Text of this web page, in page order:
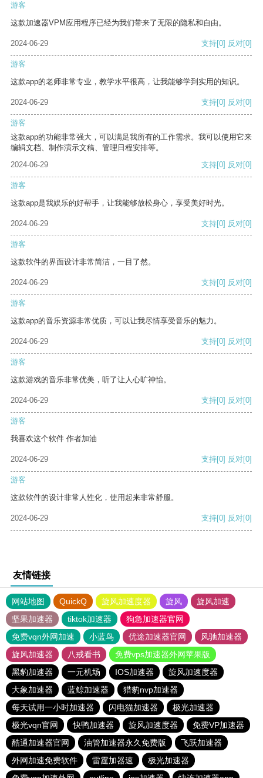
游客
这款加速器VPM应用程序已经为我们带来了无限的隐私和自由。
2024-06-29 支持[0] 反对[0]
游客
这款app的老师非常专业，教学水平很高，让我能够学到实用的知识。
2024-06-29 支持[0] 反对[0]
游客
这款app的功能非常强大，可以满足我所有的工作需求。我可以使用它来
编辑文档、制作演示文稿、管理日程安排等。
2024-06-29
支持[0] 反对[0]
游客
这款app是我娱乐的好帮手，让我能够放松身心，享受美好时光。
2024-06-29 支持[0] 反对[0]
游客
这款软件的界面设计非常简洁，一目了然。
2024-06-29 支持[0] 反对[0]
游客
这款app的音乐资源非常优质，可以让我尽情享受音乐的魅力。
2024-06-29 支持[0] 反对[0]
游客
这款游戏的音乐非常优美，听了让人心旷神怡。
2024-06-29 支持[0] 反对[0]
游客
我喜欢这个软件 作者加油
2024-06-29 支持[0] 反对[0]
游客
这款软件的设计非常人性化，使用起来非常舒服。
2024-06-29 支持[0] 反对[0]
友情链接
网站地图 QuickQ 旋风加速度器 旋风
旋风加速
坚果加速器
tiktok加速器
狗急加速器官网
免费vqn外网加速
小蓝鸟 优途加速器官网
风驰加速器
旋风加速器
八戒看书
免费vps加速器外网苹果版
黑豹加速器
一元机场 IOS加速器
旋风加速度器
大象加速器
蓝鲸加速器
猎豹nvp加速器
每天试用一小时加速器
闪电猫加速器
极光加速器
极光vqn官网
快鸭加速器 旋风加速度器
免费VP加速器
酷通加速器官网
油管加速器永久免费版
飞跃加速器
外网加速免费软件
雷霆加器速
极光加速器